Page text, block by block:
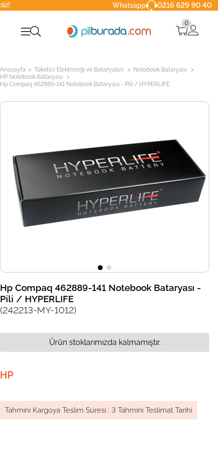
Whatsapp 0216 629 90 40
0
Anasayfa > Tüketici Elektroniği ve Bataryaları > Notebook Bataryası >
HP Notebook Bataryası >
Hp Compaq 462889-141 Notebook Bataryası - Pili / HYPERLIFE
Hp Compaq 462889-141 Notebook Bataryası -
Pili / HYPERLIFE
(242213-MY-1012)
HP
Tahmini Kargoya Teslim Süresi : 3 Tahmini Teslimat Tarihi
Ürün stoklarımızda kalmamıştır.